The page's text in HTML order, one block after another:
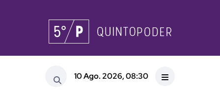
10 Ago. 2026, 08:30